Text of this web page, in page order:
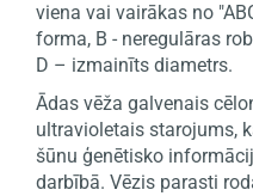
viena vai vairākas no
forma, B - neregulāras
D – izmainīts diametrs.
Ādas vēža galvenais
ultravioletais starojums,
šūnu ģenētisko
darbībā. Vēzis parasti